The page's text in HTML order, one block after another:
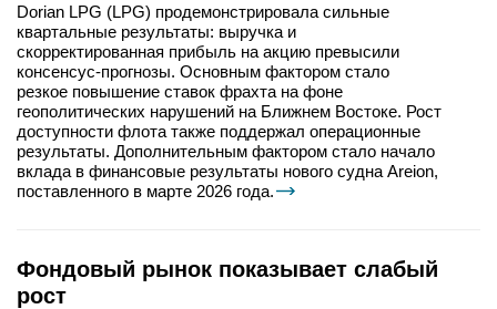
Dorian LPG (LPG) продемонстрировала сильные
квартальные результаты: выручка и
скорректированная прибыль на акцию превысили
консенсус-прогнозы. Основным фактором стало
резкое повышение ставок фрахта на фоне
геополитических нарушений на Ближнем Востоке. Рост
доступности флота также поддержал операционные
результаты. Дополнительным фактором стало начало
вклада в финансовые результаты нового судна Areion,
поставленного в марте 2026 года.
Фондовый рынок показывает слабый
рост